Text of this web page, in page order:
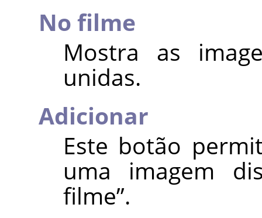
No filme
Mostra as
unidas.
Adicionar
Este botão
uma imagem
filme”.